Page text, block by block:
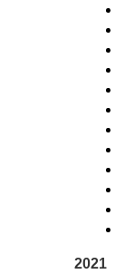
2021